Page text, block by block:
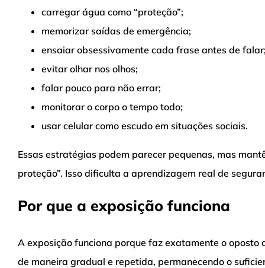
carregar água como “proteção”;
memorizar saídas de emergência;
ensaiar obsessivamente cada frase antes de
evitar olhar nos olhos;
falar pouco para não errar;
monitorar o corpo o tempo todo;
usar celular como escudo em situações sociais.
Essas estratégias podem parecer pequenas, mas
proteção”. Isso dificulta a aprendizagem real de
Por que a exposição funciona
A exposição funciona porque faz exatamente o
de maneira gradual e repetida, permanecendo o